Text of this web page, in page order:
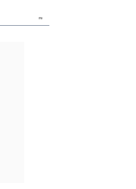
ru